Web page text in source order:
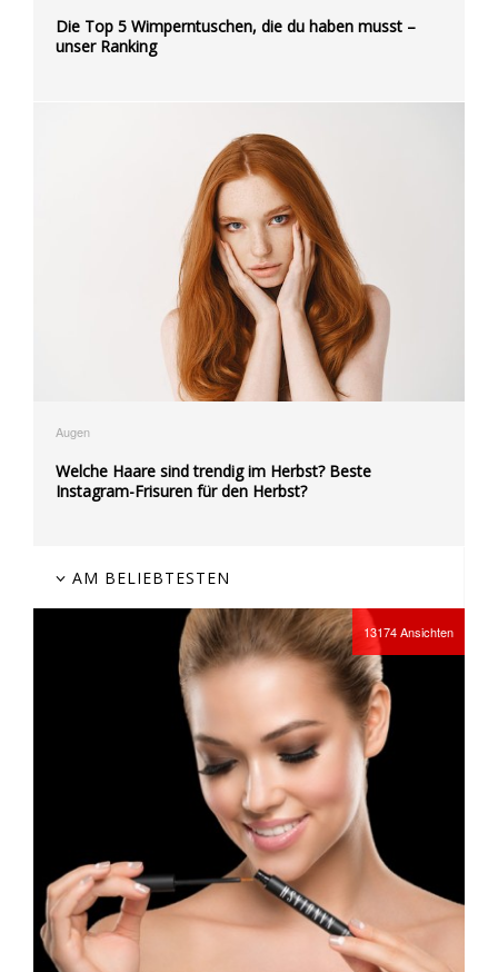
Die Top 5 Wimperntuschen, die du haben musst –
unser Ranking
Augen
Welche Haare sind trendig im Herbst? Beste
Instagram-Frisuren für den Herbst?
AM BELIEBTESTEN
13174Ansichten